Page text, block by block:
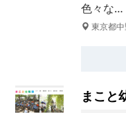
色々な…
東京都
まこと